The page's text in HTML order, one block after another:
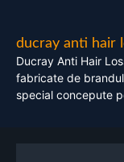
ducray anti hair
Ducray Anti Hair
fabricate de
special concepute